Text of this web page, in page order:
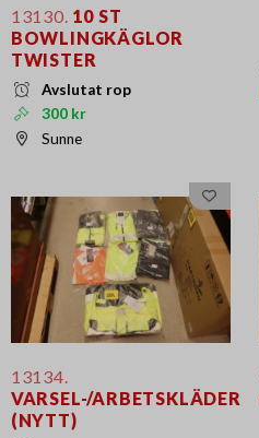
13130. 10 ST
BOWLINGKÄGLOR
TWISTER
Avslutat rop
300 kr
Sunne
13134.
VARSEL-/ARBETSKLÄDER
(NYTT)